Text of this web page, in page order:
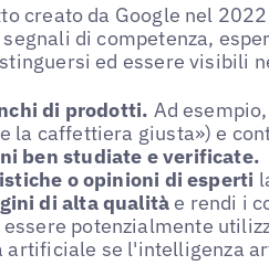
creato da Google nel
di competenza,
ed essere visibili
di prodotti. Ad
la caffettiera giusta») e
ben studiate e verificate.
o opinioni di esperti
di alta qualità e rendi i
essere potenzialmente
artificiale se l'intelligenza